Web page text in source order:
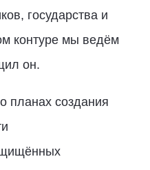
государства и
контуре мы ведём
он.
планах создания